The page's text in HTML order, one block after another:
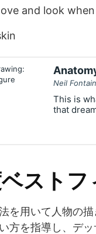
and look
Neil
This is
that
ストフ
を用いて人物の
方を指導し、デ